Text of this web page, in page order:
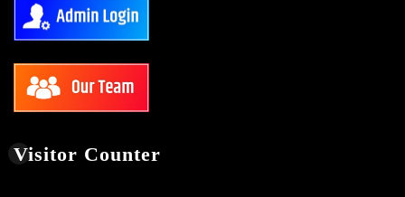
This Month : 3361
Total Users : 29954
Download Card